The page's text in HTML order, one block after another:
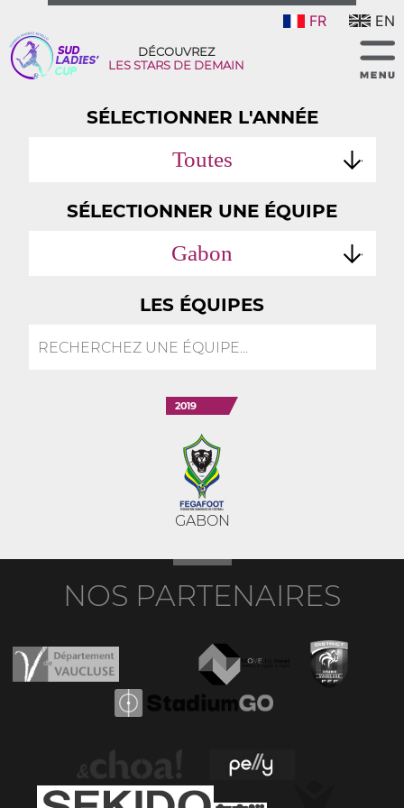
FR EN
DÉCOUVREZ
LES STARS DE DEMAIN
SÉLECTIONNER L'ANNÉE
Toutes
SÉLECTIONNER UNE ÉQUIPE
Gabon
LES ÉQUIPES
2019
GABON
NOS PARTENAIRES